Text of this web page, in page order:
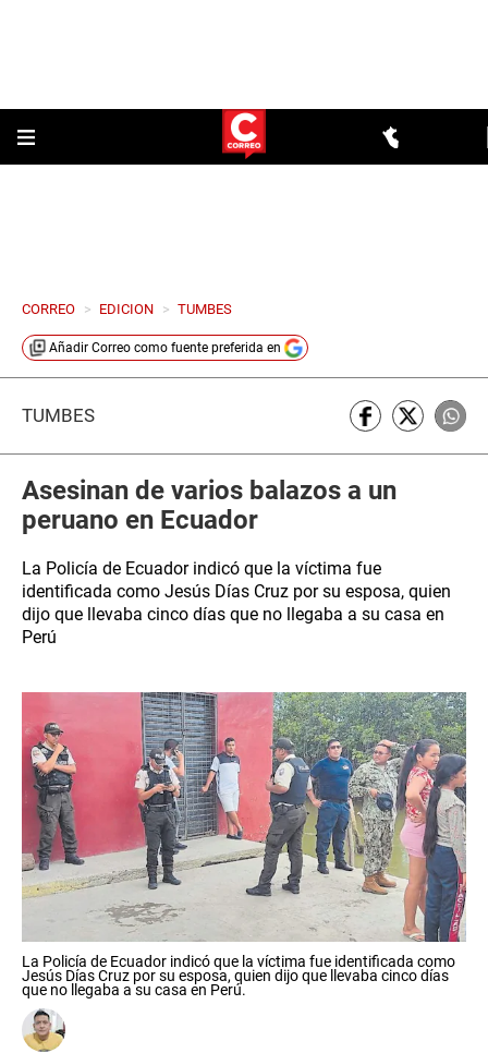
CORREO > EDICION > TUMBES
Añadir Correo como fuente preferida en
TUMBES
Asesinan de varios balazos a un
peruano en Ecuador
La Policía de Ecuador indicó que la víctima fue
identificada como Jesús Días Cruz por su esposa, quien
dijo que llevaba cinco días que no llegaba a su casa en
Perú
La Policía de Ecuador indicó que la víctima fue identificada como
Jesús Días Cruz por su esposa, quien dijo que llevaba cinco días
que no llegaba a su casa en Perú.